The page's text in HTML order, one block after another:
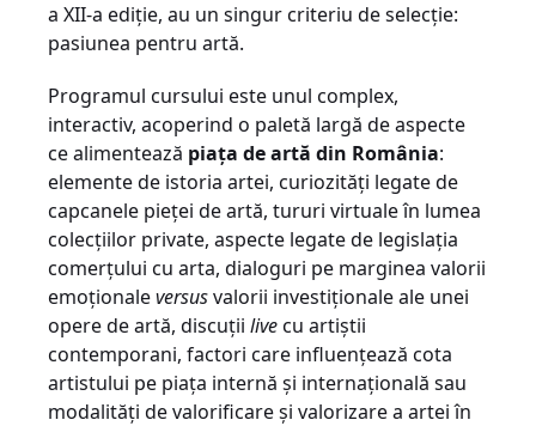
a XII-a ediţie, au un singur criteriu de selecţie:
pasiunea pentru artă.
Programul cursului este unul complex,
interactiv, acoperind o paletă largă de aspecte
ce alimentează piaţa de artă din România:
elemente de istoria artei, curiozităţi legate de
capcanele pieţei de artă, tururi virtuale în lumea
colecţiilor private, aspecte legate de legislaţia
comerţului cu arta, dialoguri pe marginea valorii
emoţionaleversusvalorii investiţionale ale unei
opere de artă, discuţii livecu artiştii
contemporani, factori care influenţează cota
artistului pe piaţa internă şi internaţională sau
modalităţi de valorificare şi valorizare a artei în